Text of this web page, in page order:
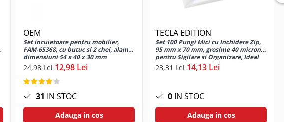
OEM
Set incuietoare pentru mobilier,
FAM-65368, cu butuc si 2 chei, alama,
dimensiuni 54 x 40 x 30 mm
24,98 Lei12,98 Lei
31 IN STOC
Adauga in cos
TECLA EDITION
Set 100 Pungi Mici cu Inchidere Zip,
95 mm x 70 mm, grosime 40 microni,
pentru Sigilare si Organizare, Ideal
pentru Portii Alimentare, Bijuterii si
Piese Mici, din Material Plastic de
23,31 Lei14,13 Lei
0 IN STOC
Adauga in cos